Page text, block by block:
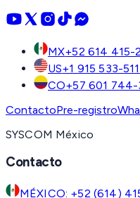
MX+52 614 415-
US+1 915 533-
CO+57 601
ContactoPre-registro
SYSCOM México
Contacto
MÉXICO: +52 (614)